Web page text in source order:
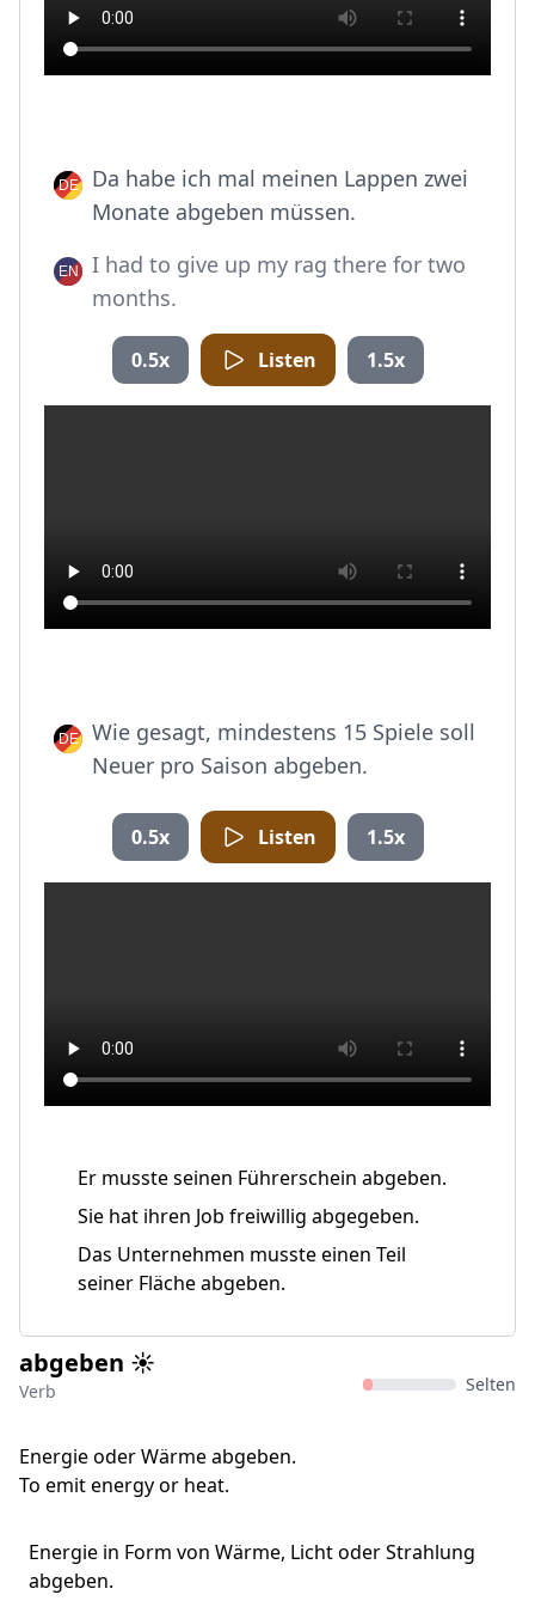
Da habe ich mal meinen Lappen zwei
Monate abgeben müssen.
I had to give up my rag there for two
months.
0.5x Listen 1.5x
Wie gesagt, mindestens 15 Spiele soll
Neuer pro Saison abgeben.
0.5x Listen 1.5x
Er musste seinen Führerschein abgeben.
Sie hat ihren Job freiwillig abgegeben.
Das Unternehmen musste einen Teil
seiner Fläche abgeben.
abgeben ☀️
Verb Selten
Energie oder Wärme abgeben.
To emit energy or heat.
Energie in Form von Wärme, Licht oder Strahlung
abgeben.